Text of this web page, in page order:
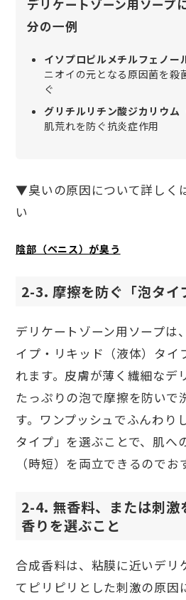
デリケートゾーン用ソープ
分の一例
イソプロピルメチルフェノー
ニオイの元となる原因菌を殺
ぐ
グリチルリチン酸ジカリウム
肌荒れを防ぐ抗炎症作用
▼臭いの原因について詳しく
い
陰部（ペニス）が臭う
2-3. 摩擦を防ぐ「泡タイ
デリケートゾーン用ソープは
イプ・リキッド（液体）タイ
れます。皮膚が薄く繊細なデ
たっぷりの泡で摩擦を防いで
す。ワンプッシュでふんわり
タイプ」を選ぶことで、肌へ
（時短）を両立できるのでお
2-4. 無香料、または刺激
香りを選ぶこと
合成香料は、粘膜に近いデリ
てピリピリとした刺激の原因